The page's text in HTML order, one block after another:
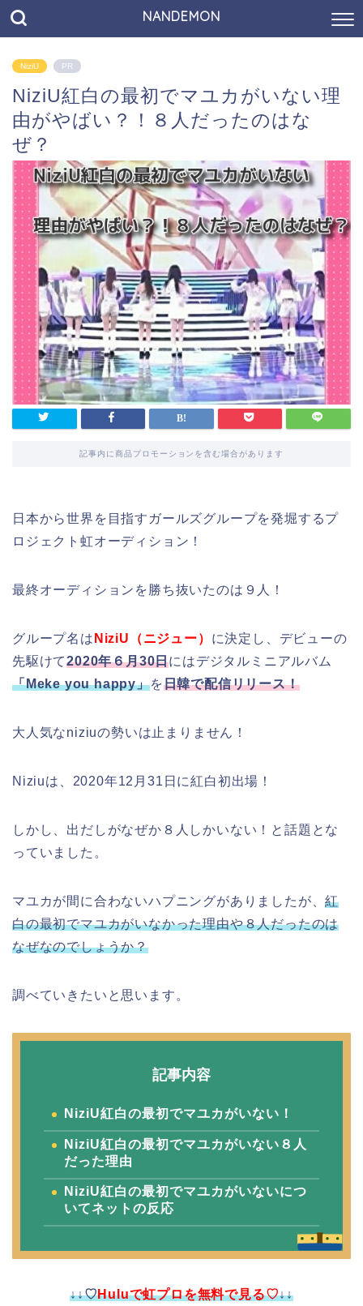
NANDEMON
NiziU PR
NiziU紅白の最初でマユカがいない理
由がやばい？！８人だったのはな
ぜ？
記事内に商品プロモーションを含む場合があります
日本から世界を目指すガールズグループを発堀するプ
ロジェクト虹オーディション！
最終オーディションを勝ち抜いたのは９人！
グループ名は NiziU（ニジュー） に決定し、デビューの
先駆けて2020年６月30日にはデジタルミニアルバム
「Meke you happy」を日韓で配信リリース！
大人気なniziuの勢いは止まりません！
Niziuは、2020年12月31日に紅白初出場！
しかし、出だしがなぜか８人しかいない！と話題とな
っていました。
マユカが間に合わないハプニングがありましたが、紅
白の最初でマユカがいなかった理由や８人だったのは
なぜなのでしょうか？
調べていきたいと思います。
記事内容
NiziU紅白の最初でマユカがいない！
NiziU紅白の最初でマユカがいない８人
だった理由
NiziU紅白の最初でマユカがいないにつ
いてネットの反応
↓↓♡Huluで虹プロを無料で見る♡↓↓